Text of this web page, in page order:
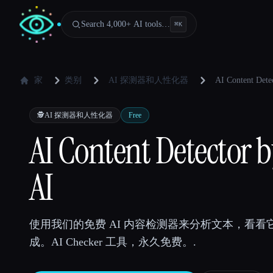
Search 4,000+ AI tools… ⌘K
家 类别 AI 探测器和人性化器 AI Content
🕵️AI 探测器和人性化器 Free
AI Content Detector
AI
使用我们的免费 AI 内容检测器来分析文本，看看
成。AI Checker 工具，永久免费。.